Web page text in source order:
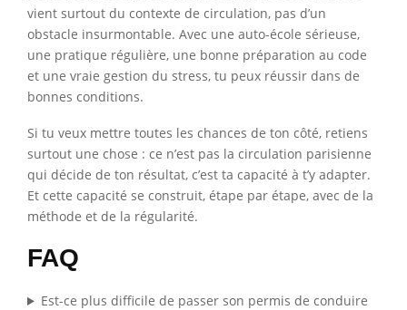
vient surtout du contexte de circulation, pas d’un
obstacle insurmontable. Avec une auto-école sérieuse,
une pratique régulière, une bonne préparation au code
et une vraie gestion du stress, tu peux réussir dans de
bonnes conditions.
Si tu veux mettre toutes les chances de ton côté, retiens
surtout une chose : ce n’est pas la circulation parisienne
qui décide de ton résultat, c’est ta capacité à t’y adapter.
Et cette capacité se construit, étape par étape, avec de la
méthode et de la régularité.
FAQ
Est-ce plus difficile de passer son permis de conduire